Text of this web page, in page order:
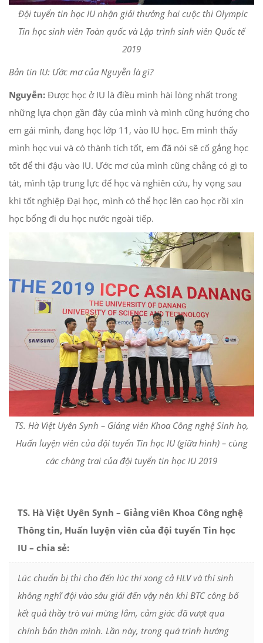
Đội tuyển tin học IU nhận giải thưởng hai cuộc thi Olympic
Tin học sinh viên Toàn quốc và Lập trình sinh viên Quốc tế
2019
Bản tin IU: Ước mơ của Nguyễn là gì?
Nguyễn: Được học ở IU là điều mình hài lòng nhất trong
những lựa chọn gần đây của mình và mình cũng hướng cho
em gái mình, đang học lớp 11, vào IU học. Em mình thấy
mình học vui và có thành tích tốt, em đã nói sẽ cố gắng học
tốt để thi đậu vào IU. Ước mơ của mình cũng chẳng có gì to
tát, mình tập trung lực để học và nghiên cứu, hy vọng sau
khi tốt nghiệp Đại học, mình có thể học lên cao học rồi xin
học bổng đi du học nước ngoài tiếp.
TS. Hà Việt Uyên Synh – Giảng viên Khoa Công nghệ Sinh họ,
Huấn luyện viên của đội tuyển Tin học IU (giữa hình) – cùng
các chàng trai của đội tuyển tin học IU 2019
TS. Hà Việt Uyên Synh – Giảng viên Khoa Công nghệ
Thông tin, Huấn luyện viên của đội tuyển Tin học
IU – chia sẻ:
Lúc chuẩn bị thi cho đến lúc thi xong cả HLV và thí sinh
không nghĩ đội vào sâu giải đến vậy nên khi BTC công bố
kết quả thầy trò vui mừng lắm, cảm giác đã vượt qua
chính bản thân mình. Lần này, trong quá trình hướng